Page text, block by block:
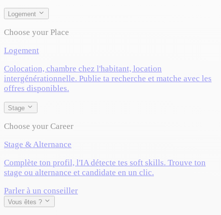
Logement
Choose your Place
Logement
Colocation, chambre chez l'habitant, location
intergénérationnelle. Publie ta recherche et matche avec les
offres disponibles.
Stage
Choose your Career
Stage & Alternance
Complète ton profil, l'IA détecte tes soft skills. Trouve ton
stage ou alternance et candidate en un clic.
Parler à un conseiller
Vous êtes ?